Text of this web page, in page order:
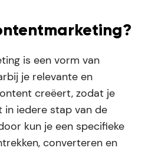
is een vorm van
je relevante en
creëert, zodat je
in iedere stap van de
kun je een specifieke
converteren en